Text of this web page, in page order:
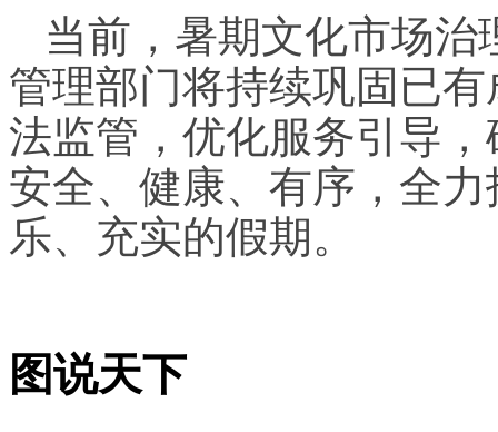
当前，暑期文化市场
管理部门将持续巩固已
法监管，优化服务引导
安全、健康、有序，全
乐、充实的假期。
图说天下